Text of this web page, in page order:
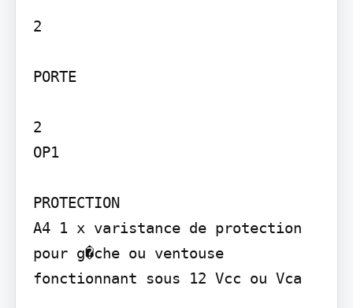
2
PORTE
2
OP1
PROTECTION
A4 1 x varistance de protection
pour g�che ou ventouse
fonctionnant sous 12 Vcc ou Vca